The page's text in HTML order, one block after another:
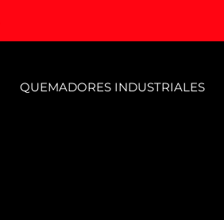
QUEMADORES INDUSTRIALES